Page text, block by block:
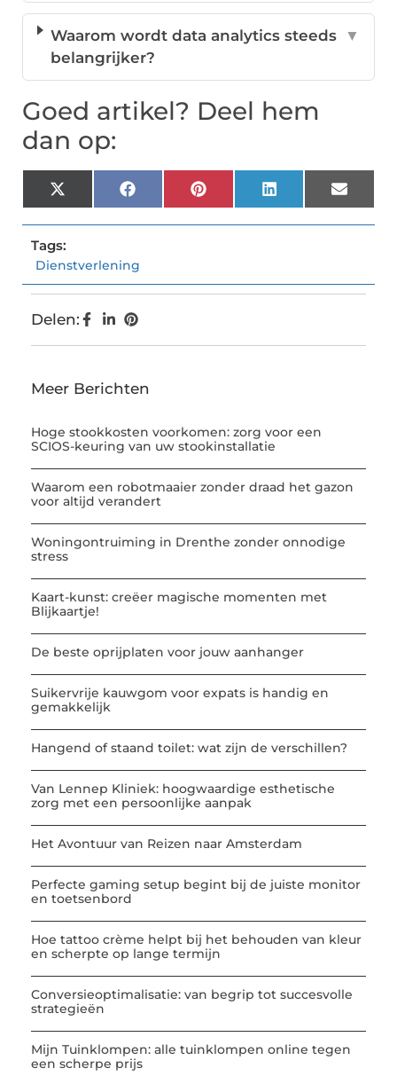
Waarom wordt data analytics steeds
belangrijker?
▼
Goed artikel? Deel hem
dan op:
X
(Twitter)
FacebookPinterestLinkedInEmail
Tags:
Dienstverlening
Delen:
Meer Berichten
Hoge stookkosten voorkomen: zorg voor een
SCIOS-keuring van uw stookinstallatie
Waarom een robotmaaier zonder draad het gazon
voor altijd verandert
Woningontruiming in Drenthe zonder onnodige
stress
Kaart-kunst: creëer magische momenten met
Blijkaartje!
De beste oprijplaten voor jouw aanhanger
Suikervrije kauwgom voor expats is handig en
gemakkelijk
Hangend of staand toilet: wat zijn de verschillen?
Van Lennep Kliniek: hoogwaardige esthetische
zorg met een persoonlijke aanpak
Het Avontuur van Reizen naar Amsterdam
Perfecte gaming setup begint bij de juiste monitor
en toetsenbord
Hoe tattoo crème helpt bij het behouden van kleur
en scherpte op lange termijn
Conversieoptimalisatie: van begrip tot succesvolle
strategieën
Mijn Tuinklompen: alle tuinklompen online tegen
een scherpe prijs